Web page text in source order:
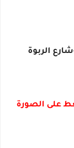
الربوة
على الصورة